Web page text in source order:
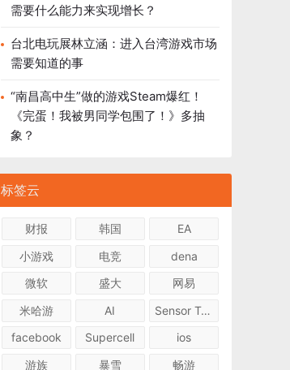
需要什么能力来实现增长？
台北电玩展林立涵：进入台湾游戏市场
需要知道的事
“南昌高中生”做的游戏Steam爆红！
《完蛋！我被男同学包围了！》多抽
象？
标签云
财报 韩国
EA
小游戏
电竞
dena
微软
盛大
网易
米哈游
AI
Sensor Tower
facebook
Supercell
ios
游族
暴雪 畅游